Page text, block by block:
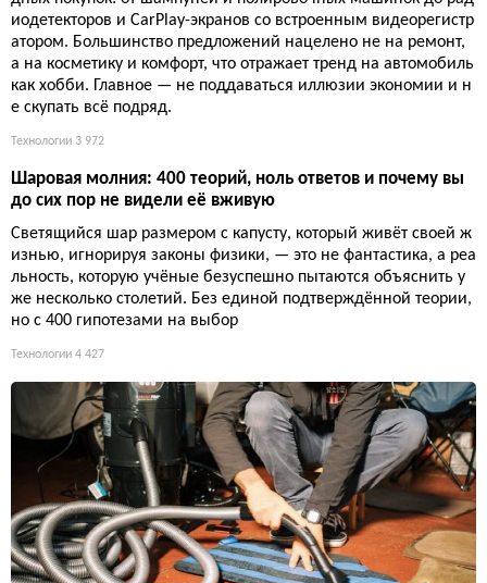
иодетекторов и CarPlay-экранов со встроенным видеорегистр
атором. Большинство предложений нацелено не на ремонт,
а на косметику и комфорт, что отражает тренд на автомобиль
как хобби. Главное — не поддаваться иллюзии экономии и н
е скупать всё подряд.
Технологии 3 972
Шаровая молния: 400 теорий, ноль ответов и почему вы
до сих пор не видели её вживую
Светящийся шар размером с капусту, который живёт своей ж
изнью, игнорируя законы физики, — это не фантастика, а реа
льность, которую учёные безуспешно пытаются объяснить у
же несколько столетий. Без единой подтверждённой теории,
но с 400 гипотезами на выбор
Технологии 4 427